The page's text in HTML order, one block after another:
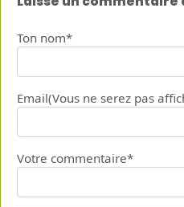
Ton nom*
Email(Vous ne serez pas
Votre commentaire*